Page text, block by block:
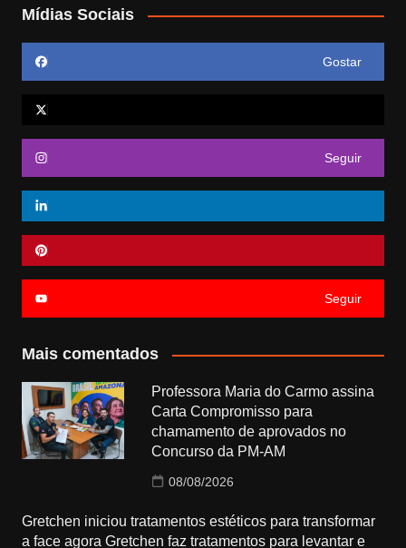
Mídias Sociais
Gostar
Seguir
Seguir
Mais comentados
Professora Maria do Carmo assina
Carta Compromisso para
chamamento de aprovados no
Concurso da PM-AM
08/08/2026
Gretchen iniciou tratamentos estéticos para transformar
a face agora Gretchen faz tratamentos para levantar e